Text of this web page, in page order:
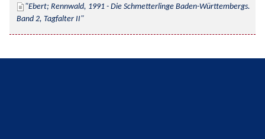
Ebert; Rennwald, 1991 - Die Schmetterlinge Baden-Württembergs.
Band 2, Tagfalter II